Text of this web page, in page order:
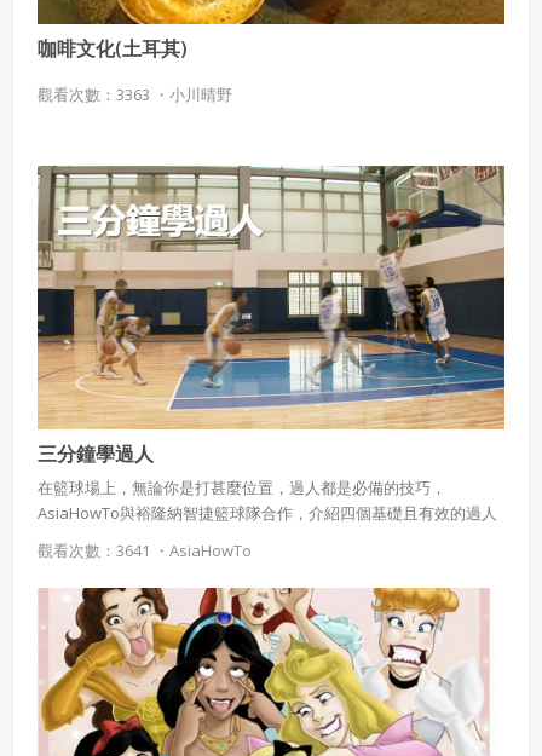
咖啡文化(土耳其)
觀看次數：3363 ・ 小川晴野
三分鐘學過人
在籃球場上，無論你是打甚麼位置，過人都是必備的技巧，
AsiaHowTo與裕隆納智捷籃球隊合作，介紹四個基礎且有效的過人
動作，用最清楚精簡的介紹，讓您在最短的時間掌握過人的技巧。
觀看次數：3641 ・ AsiaHowTo
會員使用本系統之費用，由吉寶系統公司定之並按月收取。
吉寶系統公司得不定期公告與調整費用。
四、會員授權
利。
本條約定不因本合約終止而失效。
五、聲明保證
會員聲明並保證會員於使用本系統時創作、上傳或張貼的著
作物，會員享有所有權或經合法授權。
如會員違反前項約定致吉寶系統公司遭追訴、請求或求償
者，吉寶系統公司應立即通知會員，必要時本系統得移除爭
議內容。會員應協助相關程序並負擔吉寶系統公司因此所生
支出（包括律師費用）、損害及損失。
六、終止
會員違反本合約或本系統任一規定者，吉寶系統公司得終止
本合約。
本合約終止後，會員不得對吉寶系統公司主張任何費用、補
償或賠償。
七、合意管轄
雙方合意專以臺灣臺北地方法院為第一審管轄法
院。